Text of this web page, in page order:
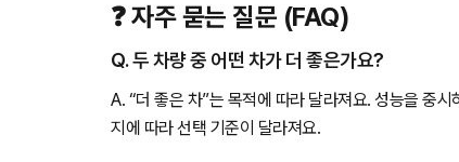
❓ 자주 묻는 질문 (FAQ)
Q. 두 차량 중 어떤 차가 더 좋은가요?
A. “더 좋은 차”는 목적에 따라 달라져요. 성능을 중
지에 따라 선택 기준이 달라져요.